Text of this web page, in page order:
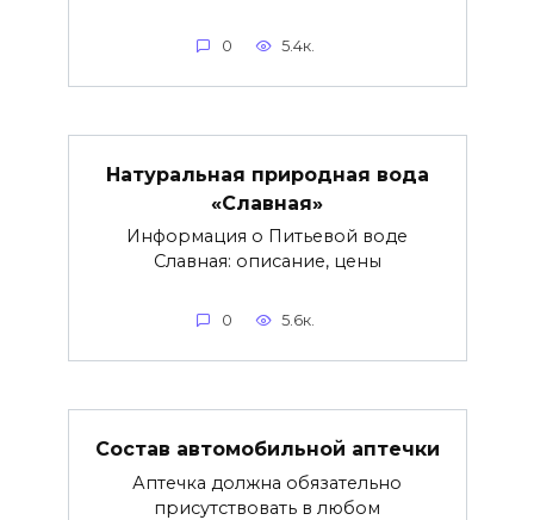
0 5.4к.
Натуральная природная вода
«Славная»
Информация о Питьевой воде
Славная: описание, цены
0 5.6к.
Состав автомобильной аптечки
Аптечка должна обязательно
присутствовать в любом